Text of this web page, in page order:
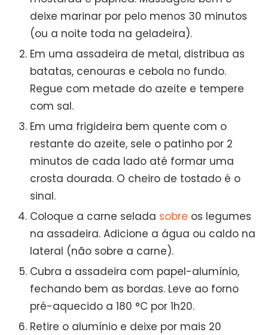
deixe marinar por pelo menos 30 minutos
(ou a noite toda na geladeira).
Em uma assadeira de metal, distribua as
batatas, cenouras e cebola no fundo.
Regue com metade do azeite e tempere
com sal.
Em uma frigideira bem quente com o
restante do azeite, sele o patinho por 2
minutos de cada lado até formar uma
crosta dourada. O cheiro de tostado é o
sinal.
Coloque a carne selada sobre os legumes
na assadeira. Adicione a água ou caldo na
lateral (não sobre a carne).
Cubra a assadeira com papel-alumínio,
fechando bem as bordas. Leve ao forno
pré-aquecido a 180 °C por 1h20.
Retire o alumínio e deixe por mais 20